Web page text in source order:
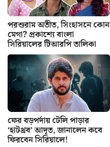
পরশুরাম অতীত, সিংহাসনে কোন
মেগা? প্রকাশ্যে বাংলা
সিরিয়ালের টিআরপি তালিকা
ফের বড়পর্দায় টেলি পাড়ার
‘হাটথ্রব’ আদৃত, জানালেন কবে
ফিরবেন সিরিয়ালে!